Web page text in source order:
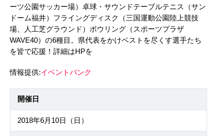
ーツ公園サッカー場）卓球・サウンドテーブルテニス（サン
ドーム福井）フライングディスク（三国運動公園陸上競技
場、人工芝グラウンド）ボウリング（スポーツプラザ
WAVE40）の6種目。県代表をかけベストを尽くす選手たち
を皆で応援！詳細はHPを
情報提供:イベントバンク
開催日
2018年6月10日（日）